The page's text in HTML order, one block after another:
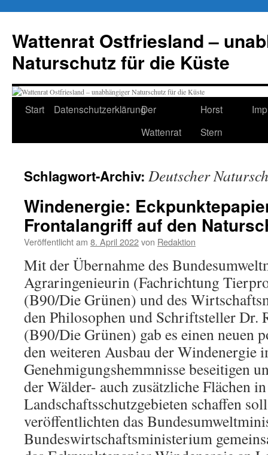
springen
Wattenrat Ostfriesland –
Naturschutz für die Küste
Start DatenschutzerklärungDer
Wattenrat
Horst
Stern
Schlagwort-Archiv: Deutscher
Windenergie:
Frontalangriff auf den
Veröffentlicht am 8. April 2022von Redaktion
Mit der Übernahme des
Agraringenieurin (Fachrichtung
(B90/Die Grünen) und des
den Philosophen und Schriftsteller Dr.
(B90/Die Grünen) gab es einen neuen
den weiteren Ausbau der Windenergie
Genehmigungshemmnisse beseitigen
der Wälder- auch zusätzliche Flächen in
Landschaftsschutzgebieten schaffen
veröffentlichten das
Bundeswirtschaftsministerium